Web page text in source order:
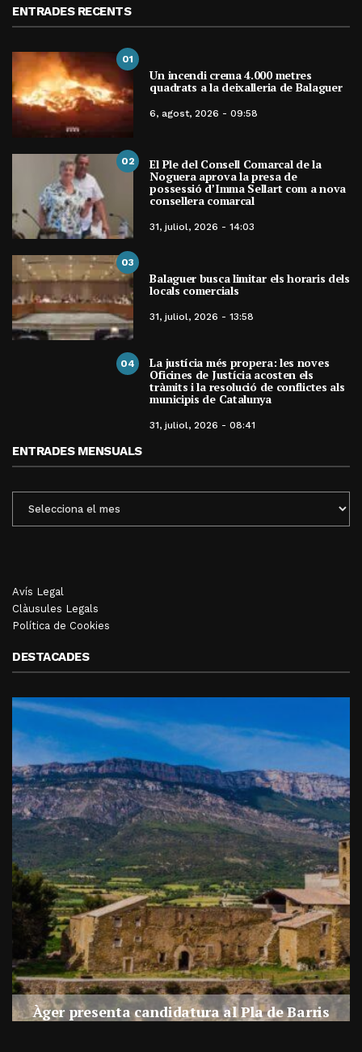
ENTRADES RECENTS
01
Un incendi crema 4.000 metres
quadrats a la deixalleria de Balaguer
6, agost, 2026 - 09:58
02 El Ple del Consell Comarcal de la
Noguera aprova la presa de
possessió d’Imma Sellart com a nova
consellera comarcal
31, juliol, 2026 - 14:03
03
Balaguer busca limitar els horaris dels
locals comercials
31, juliol, 2026 - 13:58
04 La justícia més propera: les noves
Oficines de Justícia acosten els
tràmits i la resolució de conflictes als
municipis de Catalunya
31, juliol, 2026 - 08:41
ENTRADES MENSUALS
MENSUALS
Avís Legal
Clàusules Legals
Política de Cookies
DESTACADES
Àger presenta candidatura al Pla de Barris